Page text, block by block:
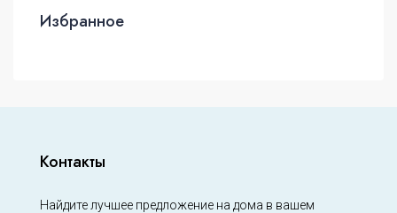
Избранное
Контакты
Найдите лучшее предложение на дома в вашем